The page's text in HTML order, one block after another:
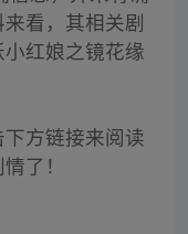
看，其相关剧
红娘之镜花缘
方链接来阅读
了！